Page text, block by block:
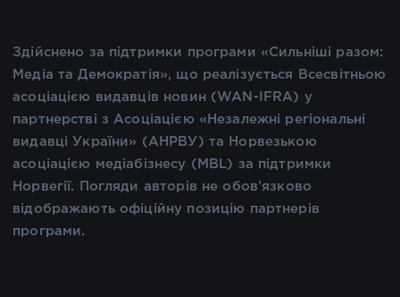
Здійснено за підтримки програми «Сильніші разом:
Медіа та Демократія», що реалізується Всесвітньою
асоціацією видавців новин (WAN-IFRA) у
партнерстві з Асоціацією «Незалежні регіональні
видавці України» (АНРВУ) та Норвезькою
асоціацією медіабізнесу (MBL) за підтримки
Норвегії. Погляди авторів не обов’язково
відображають офіційну позицію партнерів
програми.